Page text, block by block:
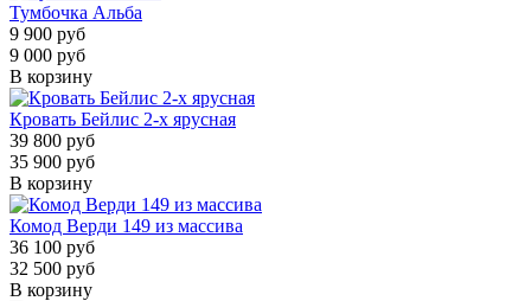
Тумбочка Альба
9 900 руб
9 000 руб
В корзину
Кровать Бейлис 2-х ярусная
39 800 руб
35 900 руб
В корзину
Комод Верди 149 из массива
36 100 руб
32 500 руб
В корзину